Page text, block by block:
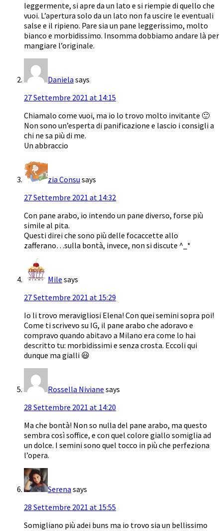
leggermente, si apre da un lato e si riempie di quello che
vuoi. L’apertura solo da un lato non fa uscire le eventuali
salse e il ripieno. Pare sia un pane leggerissimo, molto
bianco e morbidissimo. Insomma dobbiamo andare là per
mangiare l’originale.
Daniela says
27 Settembre 2021 at 14:15
Chiamalo come vuoi, ma io lo trovo molto invitante 🙂
Non sono un’esperta di panificazione e lascio i consigli a
chi ne sa più di me.
Un abbraccio
zia Consu says
27 Settembre 2021 at 14:32
Con pane arabo, io intendo un pane diverso, forse più
simile al pita.
Questi direi che sono più delle focaccette allo
zafferano…sulla bontà, invece, non si discute ^_*
Mile says
27 Settembre 2021 at 15:29
Io li trovo meravigliosi Elena! Con quei semini sopra poi!
Come ti scrivevo su IG, il pane arabo che adoravo e
compravo quando abitavo a Milano era come lo hai
descritto tu: morbidissimi e senza crosta. Eccoli qui
dunque ma gialli 😃
Rossella Niviane says
28 Settembre 2021 at 14:20
Ma che bontà! Non so nulla del pane arabo, ma questo
sembra così soffice, e con quel colore giallo somiglia ad
un dolce. I semini sono quel tocco in più che perfeziona
l’opera.
Serena says
28 Settembre 2021 at 15:55
Somigliano più adei buns ma io trovo sia un bellissimo